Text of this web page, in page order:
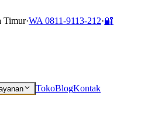
Timur·WA 0811-9113-212·🔐
TokoBlogKontak